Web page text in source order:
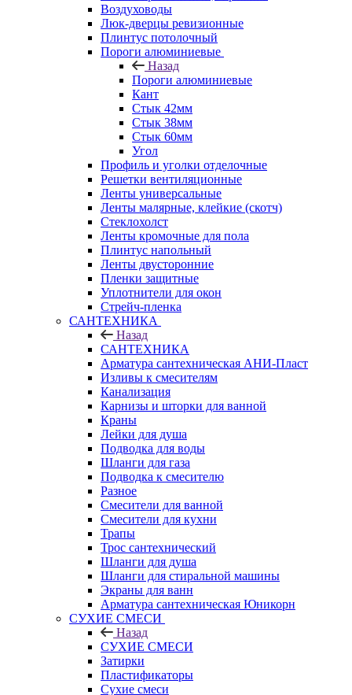
Воздуховоды
Люк-дверцы ревизионные
Плинтус потолочный
Пороги алюминиевые
Назад
Пороги алюминиевые
Кант
Стык 42мм
Стык 38мм
Стык 60мм
Угол
Профиль и уголки отделочные
Решетки вентиляционные
Ленты универсальные
Ленты малярные, клейкие (скотч)
Стеклохолст
Ленты кромочные для пола
Плинтус напольный
Ленты двусторонние
Пленки защитные
Уплотнители для окон
Стрейч-пленка
САНТЕХНИКА
Назад
САНТЕХНИКА
Арматура сантехническая АНИ-Пласт
Изливы к смесителям
Канализация
Карнизы и шторки для ванной
Краны
Лейки для душа
Подводка для воды
Шланги для газа
Подводка к смесителю
Разное
Смесители для ванной
Смесители для кухни
Трапы
Трос сантехнический
Шланги для душа
Шланги для стиральной машины
Экраны для ванн
Арматура сантехническая Юникорн
СУХИЕ СМЕСИ
Назад
СУХИЕ СМЕСИ
Затирки
Пластификаторы
Сухие смеси